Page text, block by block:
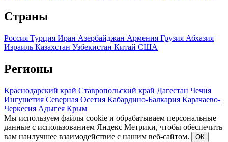
Страны
Россия Турция Иран Азербайджан Армения Грузия Абхазия
Израиль Казахстан Узбекистан Китай США
Регионы
Краснодарский край Ставропольский край Дагестан Чечня
Ингушетия Северная Осетия Кабардино-Балкария Карачаево-
Черкесия Адыгея Крым
Мы используем файлы cookie и обрабатываем персональные
данные с использованием Яндекс Метрики, чтобы обеспечить
вам наилучшее взаимодействие с нашим веб-сайтом.
ОК